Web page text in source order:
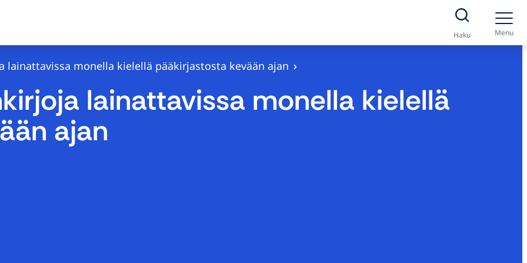
Haku Menu
lainattavissa monella kielellä pääkirjastosta kevään ajan
lainattavissa monella kielellä
ajan